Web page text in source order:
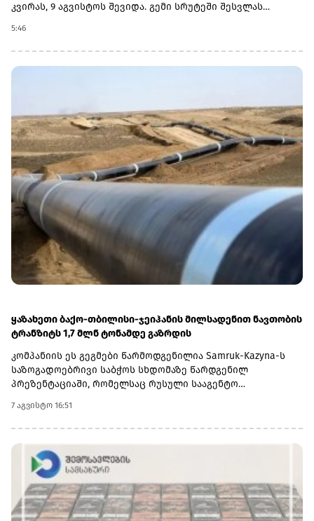
კვირას, 9 აგვისტოს შევიდა. გემი სრუტეში შესვლას
დანიშნულების ადგილი ნოვოროსიისკში კასპიის
მილსადენის კონსორციუმის (CPC) ტერმინალია.კვირა
უსაფრთხოების გენერალური სამმართველო უკრაინისა და
რუსეთის პორტებისკენ მიმავალ გემებს ატყობინებდა, რომ
სატრანზიტო ნებართვების გაცემა დროებით შეჩერებული
იყო.სრუტეებით მოძრაობის აღდგენა მნიშვნელოვანია
შავი ზღვის სავაჭრო და ენერგეტიკული ლოგისტიკისთვის,
მათ შორის ნოვოროსიისკის მიმართულებით, სადაც
კასპიის მილსადენის კონსორციუმის ტერმინალი
მდებარეობს. სწორედ ამ მილსადენით ხორციელდება
ყაზახური ნავთობის დიდი ნაწილის ექსპორტი
საერთაშორისო ბაზრებზე.
5:46
ყაზახეთი ბაქო-თბილისი-ჯეიჰანის მილსადენით ნავთობის
ტრანზიტს 1,7 მლნ ტონამდე გაზრდის
კომპანიის ეს გეგმები წარმოდგენილია Samruk-Kazyna-ს
საზოგადოებრივი საბჭოს სხდომაზე წარდგენილ
პრეზენტაციაში, რომელსაც რუსული სააგენტო
„ყაზმუნაიგაზმა“ ბაქო-თბილისი-ჯეიჰანის მილსადენით 1,3
მლნ ტონა ნავთობი გადაზიდა. შესაბამისად, 2026 წელს
კილომეტრის სიგრძის ბაქო-თბილისი-ჯეიჰანის
მილსადენი აკავშირებს კასპიის ზღვის ნავთობის
საბადოებს თურქეთის ხმელთაშუა ზღვის სანაპიროზე
მდებარე ჯეიჰანის პორტთან. მარშრუტი გადის
აზერბაიჯანის, საქართველოსა და თურქეთის
7 აგვისტო 16:51